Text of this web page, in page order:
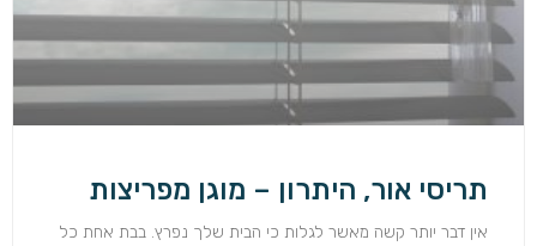
תריסי אור, היתרון – מוגן מפריצות
אין דבר יותר קשה מאשר לגלות כי הבית שלך נפרץ. בבת אחת כל